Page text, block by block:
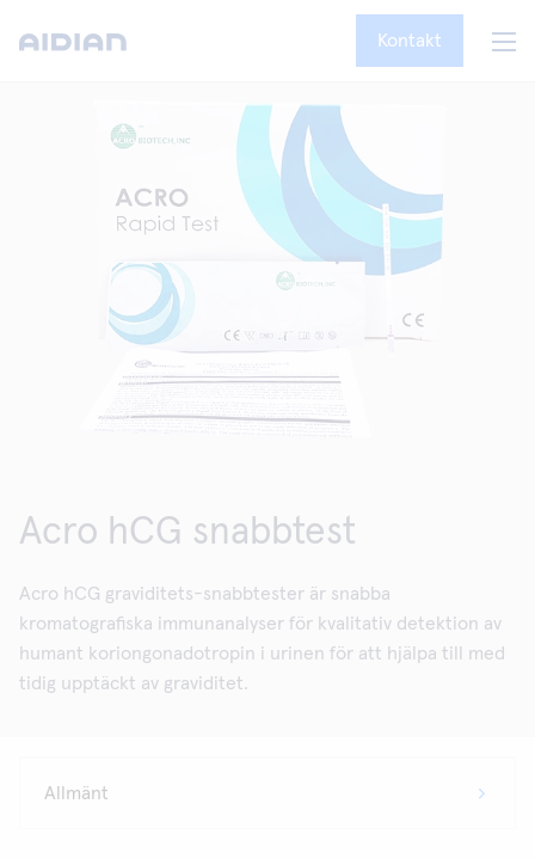
Kontakt
Acro hCG snabbtest
Acro hCG graviditets-snabbtester är snabba
kromatografiska immunanalyser för kvalitativ detektion av
humant koriongonadotropin i urinen för att hjälpa till med
tidig upptäckt av graviditet.